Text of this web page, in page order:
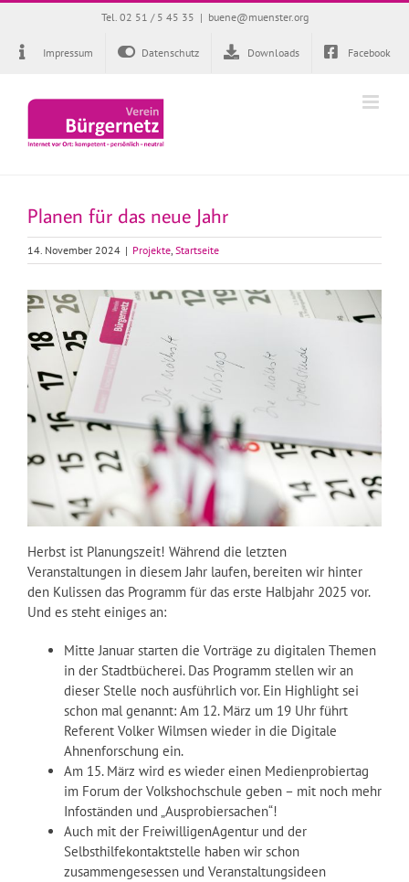
Zum
springen
Tel. 02 51 / 5 45 35 | buene@muenster.org
Impressum Datenschutz Downloads Facebook
Planen für das neue Jahr
14. November 2024 | Projekte, Startseite
Herbst ist Planungszeit! Während die letzten
Veranstaltungen in diesem Jahr laufen, bereiten wir hinter
den Kulissen das Programm für das erste Halbjahr 2025 vor.
Und es steht einiges an:
Mitte Januar starten die Vorträge zu digitalen Themen
in der Stadtbücherei. Das Programm stellen wir an
dieser Stelle noch ausführlich vor. Ein Highlight sei
schon mal genannt: Am 12. März um 19 Uhr führt
Referent Volker Wilmsen wieder in die Digitale
Ahnenforschung ein.
Am 15. März wird es wieder einen Medienprobiertag
im Forum der Volkshochschule geben – mit noch mehr
Infoständen und „Ausprobiersachen“!
Auch mit der FreiwilligenAgentur und der
Selbsthilfekontaktstelle haben wir schon
zusammengesessen und Veranstaltungsideen